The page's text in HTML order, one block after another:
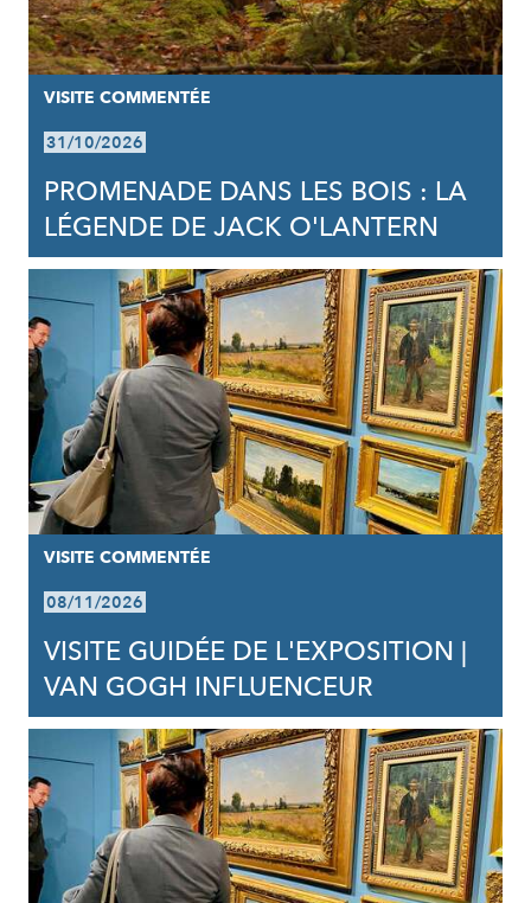
VISITE COMMENTÉE
31/10/2026
PROMENADE DANS LES BOIS : LA
LÉGENDE DE JACK O'LANTERN
VISITE COMMENTÉE
08/11/2026
VISITE GUIDÉE DE L'EXPOSITION |
VAN GOGH INFLUENCEUR